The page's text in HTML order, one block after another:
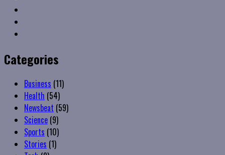
Categories
Business (11)
Health (54)
Newsbeat (59)
Science (9)
Sports (10)
Stories (1)